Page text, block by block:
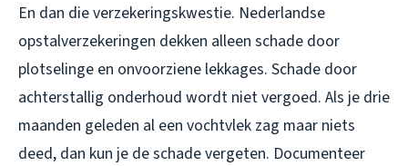
En dan die verzekeringskwestie. Nederlandse
opstalverzekeringen dekken alleen schade door
plotselinge en onvoorziene lekkages. Schade door
achterstallig onderhoud wordt niet vergoed. Als je drie
maanden geleden al een vochtvlek zag maar niets
deed, dan kun je de schade vergeten. Documenteer